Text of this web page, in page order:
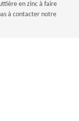
en zinc à faire
à contacter notre